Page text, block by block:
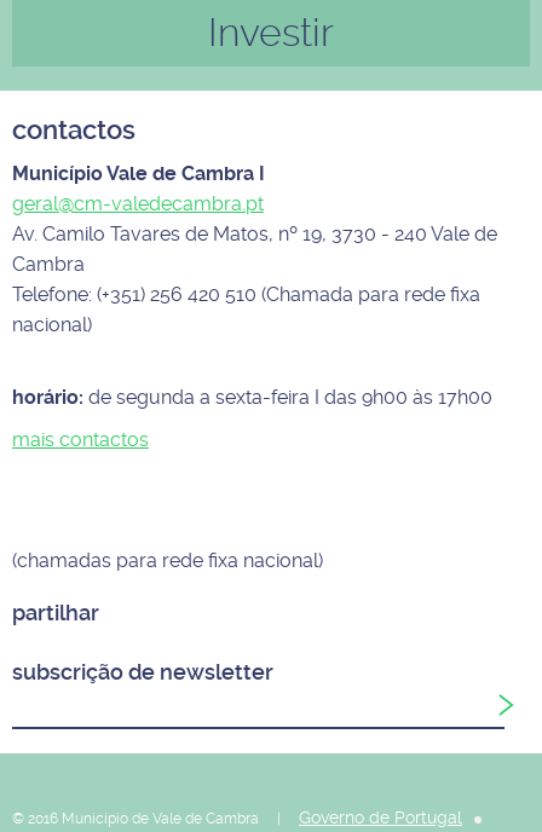
Investir
contactos
Município Vale de Cambra I
geral@cm-valedecambra.pt
Av. Camilo Tavares de Matos, nº 19, 3730 - 240 Vale de
Cambra
Telefone: (+351) 256 420 510 (Chamada para rede fixa
nacional)
horário: de segunda a sexta-feira I das 9h00 às 17h00
mais contactos
(chamadas para rede fixa nacional)
partilhar
subscrição de newsletter
© 2016 Município de Vale de Cambra | Governo de Portugal